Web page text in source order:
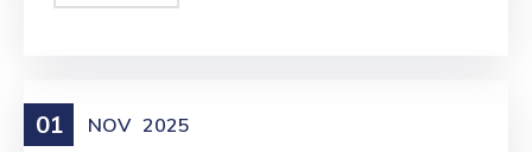
01 NOV 2025
Meniny